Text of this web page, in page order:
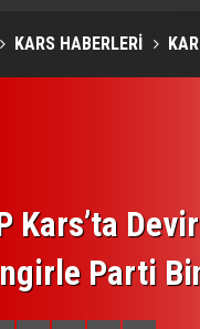
KARS HABERLERİ
Kars’ta
Parti